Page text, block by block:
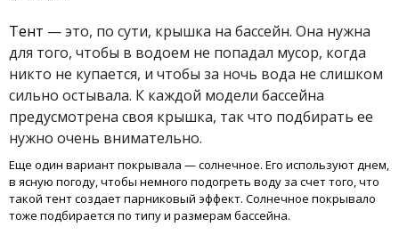
Тент — это, по сути, крышка на бассейн. Она нужна
для того, чтобы в водоем не попадал мусор, когда
никто не купается, и чтобы за ночь вода не слишком
сильно остывала. К каждой модели бассейна
предусмотрена своя крышка, так что подбирать ее
нужно очень внимательно.
Еще один вариант покрывала —солнечное. Его используют днем,
в ясную погоду, чтобы немного подогреть воду за счет того, что
такой тент создает парниковый эффект. Солнечное покрывало
тоже подбирается по типу и размерам бассейна.